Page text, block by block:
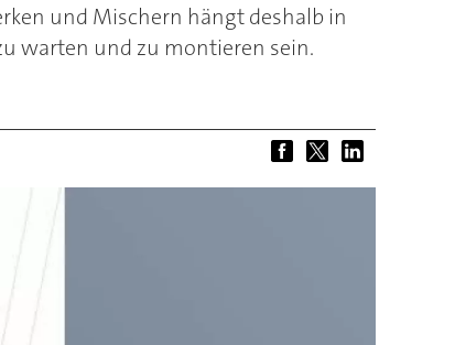
und Mischern hängt deshalb in
warten und zu montieren sein.